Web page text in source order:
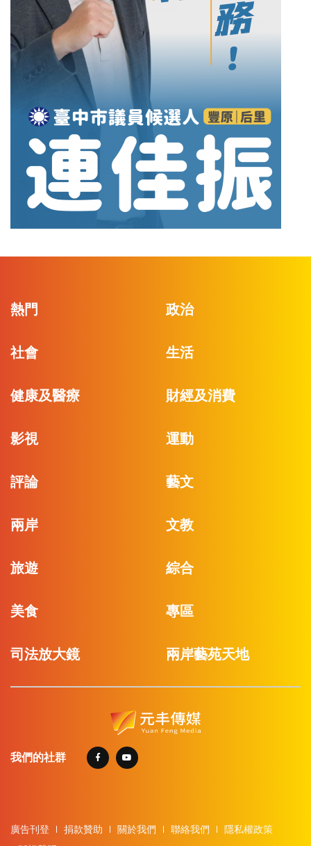
熱門 政治
社會 生活
健康及醫療 財經及消費
影視 運動
評論 藝文
兩岸 文教
旅遊 綜合
美食 專區
司法放大鏡 兩岸藝苑天地
我們的社群
廣告刊登 捐款贊助 關於我們 聯絡我們
隱私權政策